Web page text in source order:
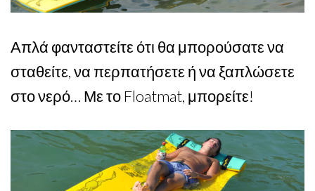
Απλά φανταστείτε ότι θα μπορούσατε να
σταθείτε, να περπατήσετε ή να ξαπλώσετε
στο νερό… Με το Floatmat, μπορείτε!